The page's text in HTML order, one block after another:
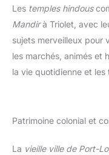
Les temples hindous
Mandirà Triolet, avec
sujets merveilleux pour
les marchés, animés et
la vie quotidienne et les
Patrimoine colonial et
La vieille ville de Port-